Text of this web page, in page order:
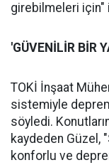
girebilmeleri için"
'GÜVENİLİR BİR
TOKİ İnşaat
sistemiyle
söyledi.
kaydeden Güzel,
konforlu ve